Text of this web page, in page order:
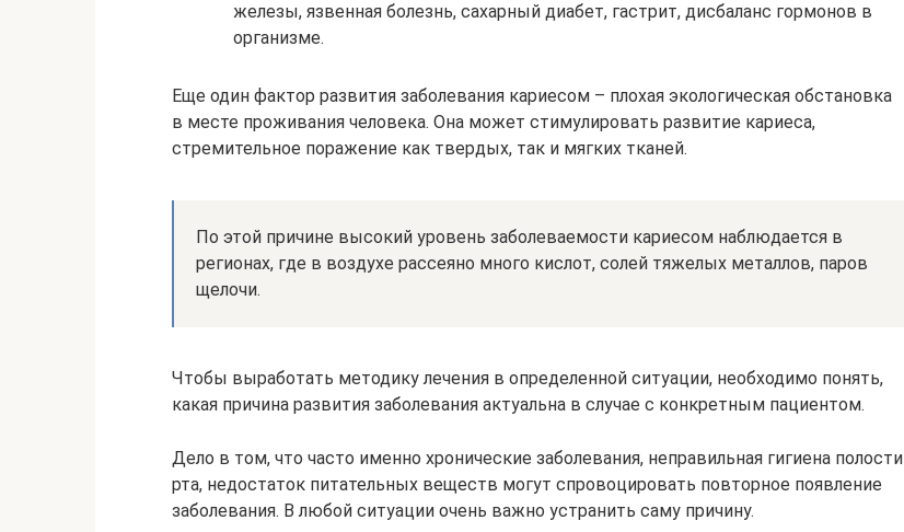
железы, язвенная болезнь, сахарный диабет, гастрит, дисбаланс гормонов в
организме.
Еще один фактор развития заболевания кариесом – плохая экологическая обстановка
в месте проживания человека. Она может стимулировать развитие кариеса,
стремительное поражение как твердых, так и мягких тканей.
По этой причине высокий уровень заболеваемости кариесом наблюдается в
регионах, где в воздухе рассеяно много кислот, солей тяжелых металлов, паров
щелочи.
Чтобы выработать методику лечения в определенной ситуации, необходимо понять,
какая причина развития заболевания актуальна в случае с конкретным пациентом.
Дело в том, что часто именно хронические заболевания, неправильная гигиена полости
рта, недостаток питательных веществ могут спровоцировать повторное появление
заболевания. В любой ситуации очень важно устранить саму причину.